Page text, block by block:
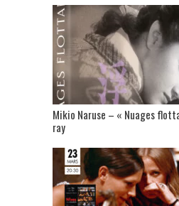
Mikio Naruse – « Nuages
ray